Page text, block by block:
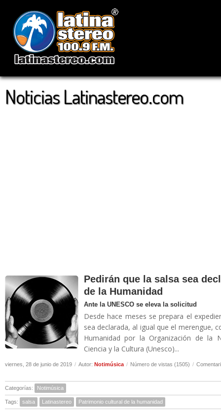
Noticias Latinastereo.com
Pedirán que la salsa sea
de la Humanidad
Ante la UNESCO se eleva la solicitud
Desde hace meses se prepara el
sea declarada, al igual que el merengue,
Humanidad por la Organización de la
Ciencia y la Cultura (Unesco)...
viernes, 28 de junio de 2019 / Autor: Notimúsica / Número de vistas (1505) /
Categorías: Notimúsica
Tags: salsa Latinastereo Patrimonio cultural de la humanidad